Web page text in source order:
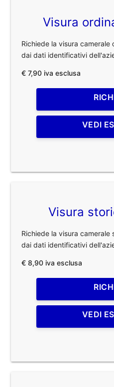
Visura
Richiede la visura
dai dati identificativi
€ 7,90 iva esclusa
VEDI
Visura
Richiede la visura
dai dati identificativi
€ 8,90 iva esclusa
VEDI